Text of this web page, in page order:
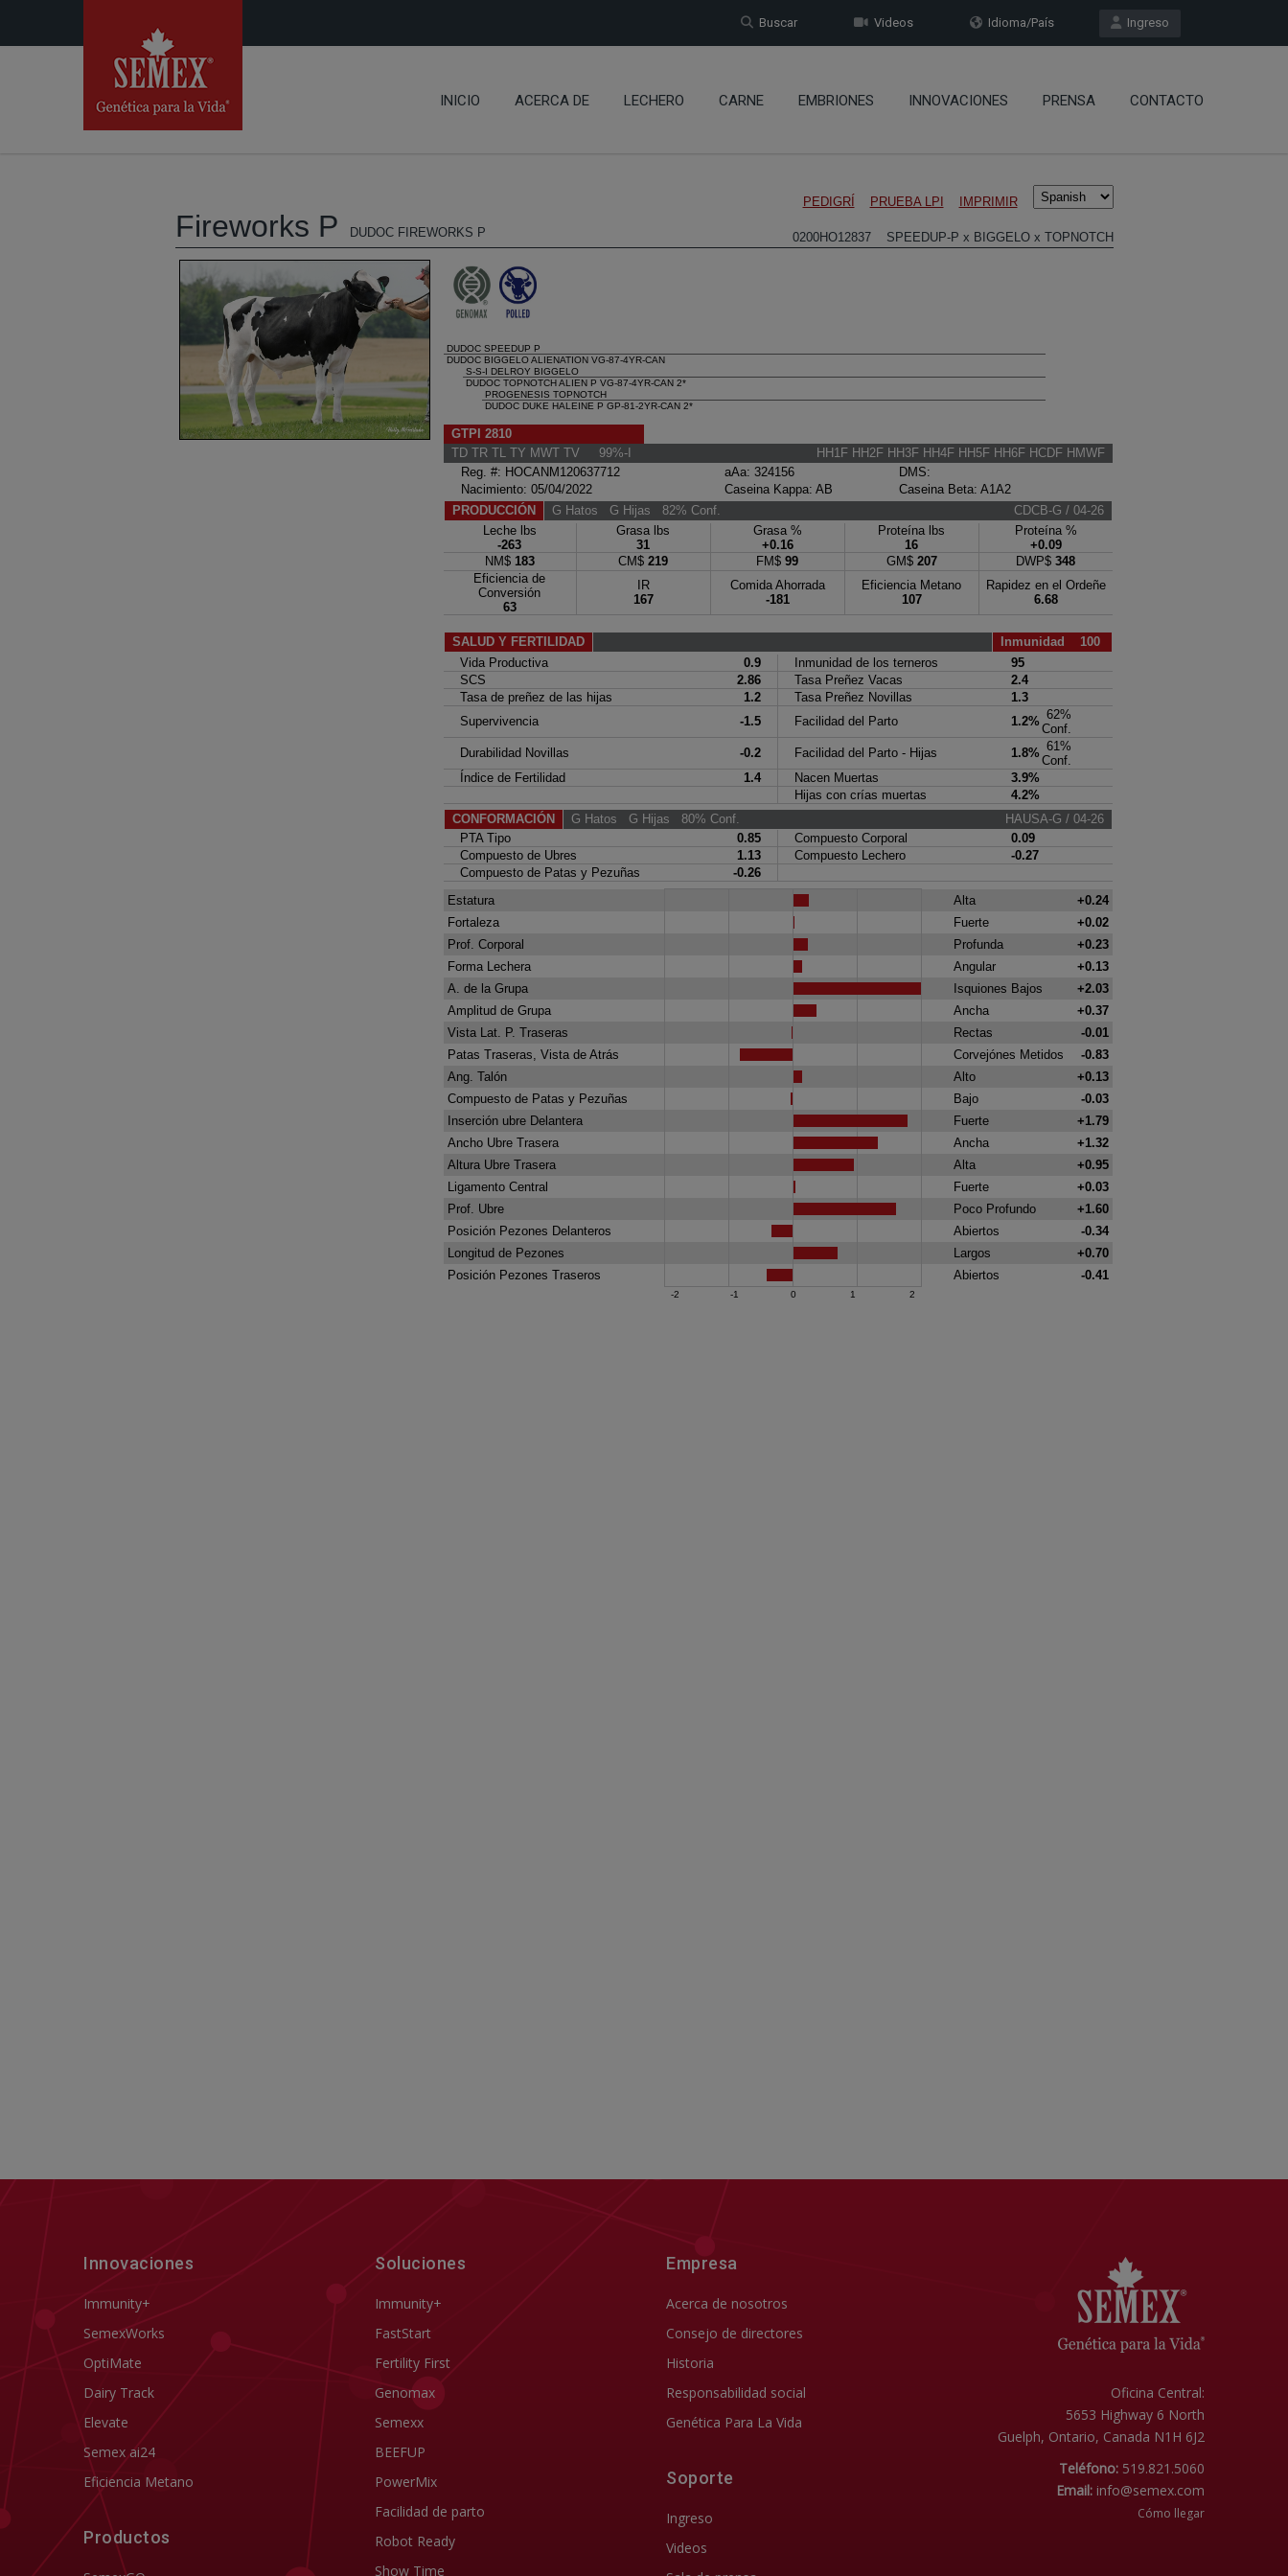
Ingreso
Idioma/País
Videos
Buscar
INICIO ACERCA DE LECHERO CARNE EMBRIONES INNOVACIONES PRENSA CONTACTO
Innovaciones
Immunity+
SemexWorks
OptiMate
Dairy Track
Elevate
Semex ai24
Eficiencia Metano
Productos
Soluciones
Immunity+
FastStart
Fertility First
Genomax
Semexx
BEEFUP
PowerMix
Facilidad de parto
Robot Ready
Show Time
Empresa
Acerca de nosotros
Consejo de directores
Historia
Responsabilidad social
Genética Para La Vida
Soporte
Ingreso
Videos
Oficina Central:
5653 Highway 6 North
Guelph, Ontario, Canada N1H 6J2
Teléfono:519.821.5060
Email: info@semex.com
Cómo llegar